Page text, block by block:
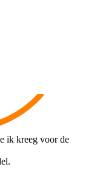
ik kreeg voor de